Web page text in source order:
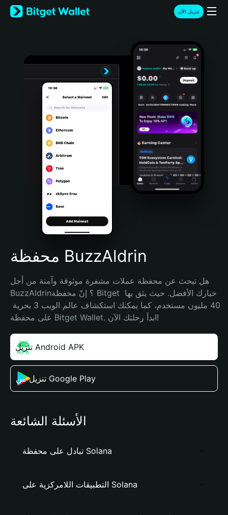
English
日本語
Türkçe
Português (Portugal)
Bahasa Indonesia
Português (Brasil)
Español (Argentina)
تنزيل الآن
محفظة BuzzAldrin
هل تبحث عن محفظة عملات مشفرة موثوقة وآمنة من أجل
BuzzAldrin؟ إنّ محفظة Bitget خيارك الأفضل. حيث يثق بها
على محفظة Bitget Wallet. ابدأ رحلتك الآن!
تنزيل Android APK
تنزيل من Google Play
الأسئلة الشائعة
تبادل على محفظة Solana
التطبيقات اللامركزية على Solana